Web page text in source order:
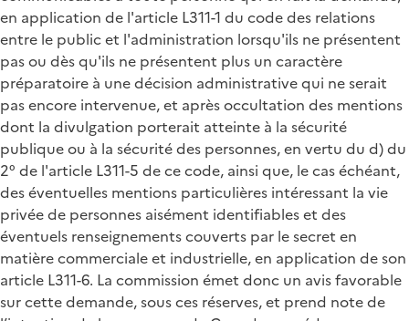
en application de l'article L311-1 du code des relations
entre le public et l'administration lorsqu'ils ne présentent
pas ou dès qu'ils ne présentent plus un caractère
préparatoire à une décision administrative qui ne serait
pas encore intervenue, et après occultation des mentions
dont la divulgation porterait atteinte à la sécurité
publique ou à la sécurité des personnes, en vertu du d) du
2° de l'article L311-5 de ce code, ainsi que, le cas échéant,
des éventuelles mentions particulières intéressant la vie
privée de personnes aisément identifiables et des
éventuels renseignements couverts par le secret en
matière commerciale et industrielle, en application de son
article L311-6. La commission émet donc un avis favorable
sur cette demande, sous ces réserves, et prend note de